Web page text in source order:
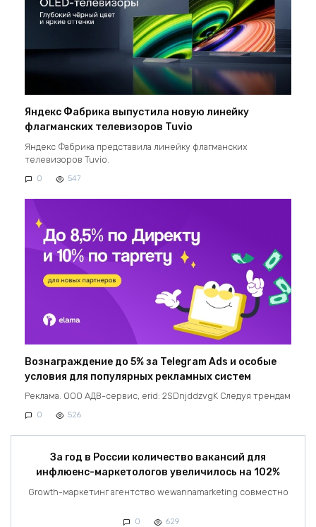
Яндекс Фабрика выпустила новую линейку
флагманских телевизоров Tuvio
Яндекс Фабрика представила линейку флагманских
телевизоров Tuvio.
0 547
Вознаграждение до 5% за Telegram Ads и особые
условия для популярных рекламных систем
Реклама. ООО АДВ-сервис, erid: 2SDnjddzvgK Следуя трендам
0 526
За год в России количество вакансий для
инфлюенс-маркетологов увеличилось на 102%
Growth-маркетинг агентство wewannamarketing совместно
0 629